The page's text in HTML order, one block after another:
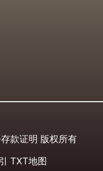
款证明 版权所有
TXT地图